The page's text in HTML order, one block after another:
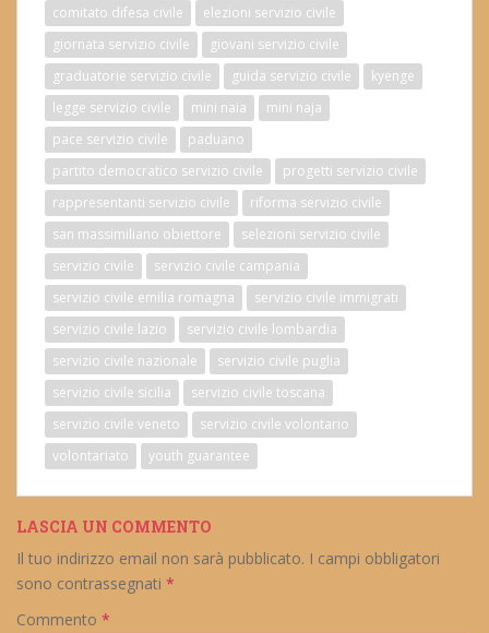
comitato difesa civile
elezioni servizio civile
giornata servizio civile
giovani servizio civile
graduatorie servizio civile
guida servizio civile
kyenge
legge servizio civile
mini naia
mini naja
pace servizio civile
paduano
partito democratico servizio civile
progetti servizio civile
rappresentanti servizio civile
riforma servizio civile
san massimiliano obiettore
selezioni servizio civile
servizio civile
servizio civile campania
servizio civile emilia romagna
servizio civile immigrati
servizio civile lazio
servizio civile lombardia
servizio civile nazionale
servizio civile puglia
servizio civile sicilia
servizio civile toscana
servizio civile veneto
servizio civile volontario
volontariato
youth guarantee
LASCIA UN COMMENTO
Il tuo indirizzo email non sarà pubblicato. I campi obbligatori
sono contrassegnati *
Commento *